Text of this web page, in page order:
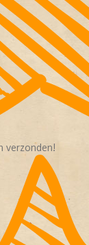
verzonden!